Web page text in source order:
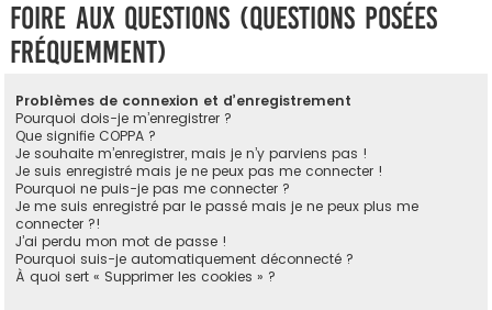
Foire aux questions (Questions posées
fréquemment)
Problèmes de connexion et d’enregistrement
Pourquoi dois-je m’enregistrer ?
Que signifie COPPA ?
Je souhaite m’enregistrer, mais je n’y parviens pas !
Je suis enregistré mais je ne peux pas me connecter !
Pourquoi ne puis-je pas me connecter ?
Je me suis enregistré par le passé mais je ne peux plus me
connecter ?!
J’ai perdu mon mot de passe !
Pourquoi suis-je automatiquement déconnecté ?
À quoi sert « Supprimer les cookies » ?